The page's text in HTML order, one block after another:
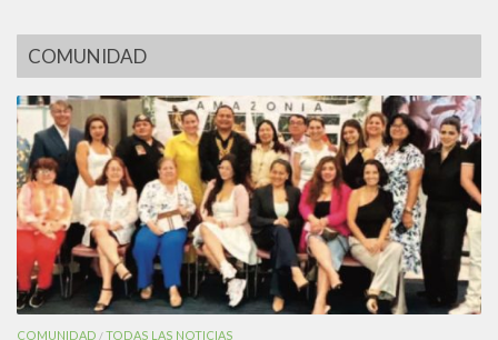
COMUNIDAD
COMUNIDAD /TODAS LAS NOTICIAS